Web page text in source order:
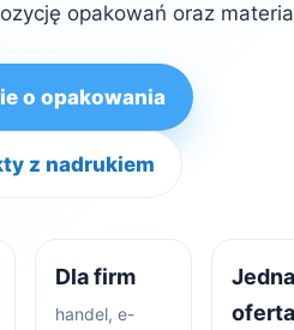
opakowań oraz
o opakowania
z nadrukiem
Dla firm
handel, e-
Jedna
oferta